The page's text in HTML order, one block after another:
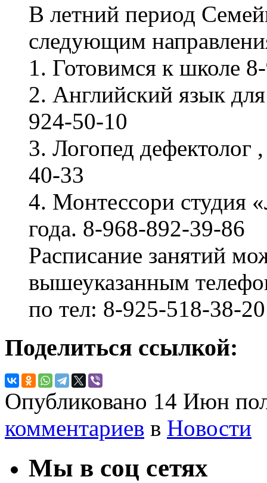
В летний период
следующим
1. Готовимся к школе
2. Английский язык
924-50-10
3. Логопед дефектолог
40-33
4. Монтессори студия
года. 8-968-892-39-86
Расписание занятий
вышеуказанным
по тел: 8-925-518-38-20
Поделиться ссылкой:
Опубликовано 14 Июн
комментариев в Новости
Мы в соц сетях